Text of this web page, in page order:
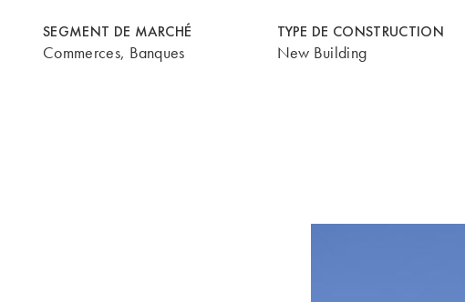
SEGMENT DE MARCHÉ
Commerces, Banques
TYPE DE CONSTRUCTION
New Building